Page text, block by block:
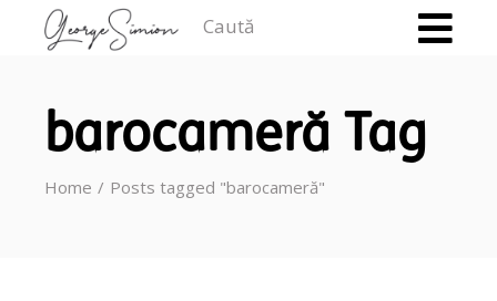
barocameră Tag
Home Posts tagged "barocameră"